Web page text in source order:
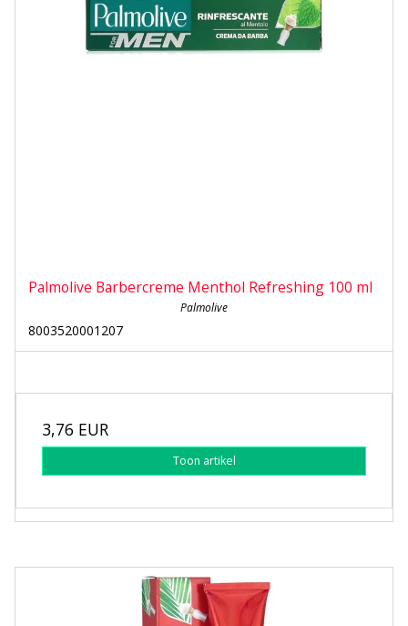
Palmolive Barbercreme Menthol Refreshing 100 ml
Palmolive
8003520001207
3,76 EUR
Toon artikel